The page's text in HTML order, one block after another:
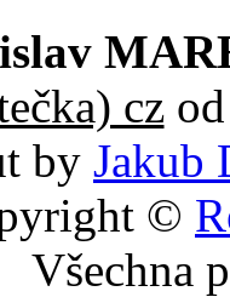
czod
by Jakub
©
Všechna